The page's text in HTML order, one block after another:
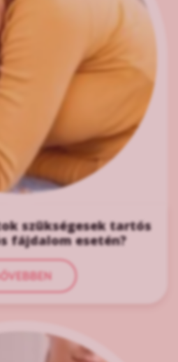
szükségesek tartós
fájdalom esetén?